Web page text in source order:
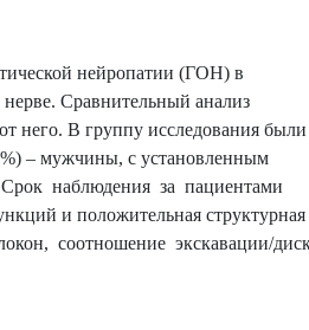
нейропатии (ГОН) в
нерве. Сравнительный анализ
него. В группу исследования были
– мужчины, с установленным
наблюдения за пациентами
и положительная структурная
соотношение экскавации/